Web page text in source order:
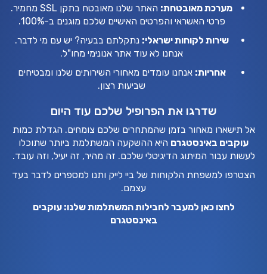
מערכת מאובטחת:
האתר שלנו מאובטח בתקן SSL מחמיר.
פרטי האשראי והפרטים האישיים שלכם מוגנים ב-100%.
שירות לקוחות ישראלי: נתקלתם בבעיה? יש עם מי לדבר.
אנחנו לא עוד אתר אנונימי מחו"ל.
אחריות: אנחנו עומדים מאחורי השירותים שלנו ומבטיחים
שביעות רצון.
שדרגו את הפרופיל שלכם עוד היום
אל תישארו מאחור בזמן שהמתחרים שלכם צומחים. הגדלת כמות
עוקבים באינסטגרם היא ההשקעה המשתלמת ביותר שתוכלו
לעשות עבור המיתוג הדיגיטלי שלכם. זה מהיר, זה יעיל, וזה עובד.
הצטרפו למשפחת הלקוחות של ביי לייק ותנו למספרים לדבר בעד
עצמם.
לחצו כאן למעבר לחבילות המשתלמות שלנו:עוקבים
באינסטגרם